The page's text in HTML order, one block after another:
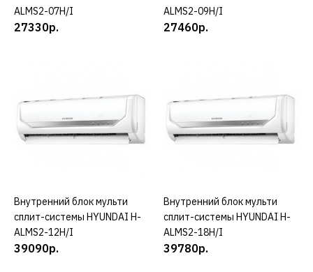
16500р.
ДОБАВИТЬ В ПОЖЕЛАНИЯ
TORUS
17500р.
ALMS2-07H/I
27330р.
ALMS2-09H/I
27460р.
КУПИТЬ
Внутренний блок мульти
сплит-системы HYUNDAI H-
ALMS2-12H/I
39090р.
КУПИТЬ
Внутренний блок мульти
сплит-системы HYUNDAI H-
ALMS2-18H/I
39780р.